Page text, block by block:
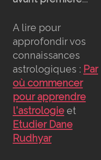
A lire pour
approfondir vos
connaissances
astrologiques : Par
où commencer
pour apprendre
l'astrologieet
Etudier Dane
Rudhyar